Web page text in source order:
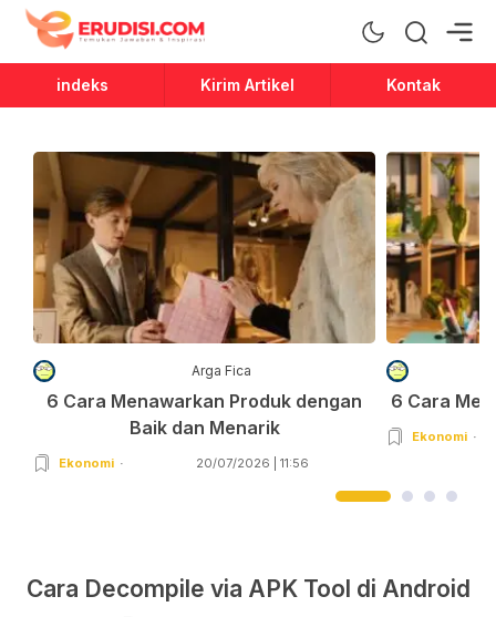
Erudisi
Temukan Jawaban dan Inspirasi
indeks Kirim Artikel Kontak
Arga Fica
6 Cara Menawarkan Produk dengan
Baik dan Menarik
Ekonomi 20/07/2026 | 11:56
6 Cara
Ekonomi
Cara Decompile via APK Tool di Android